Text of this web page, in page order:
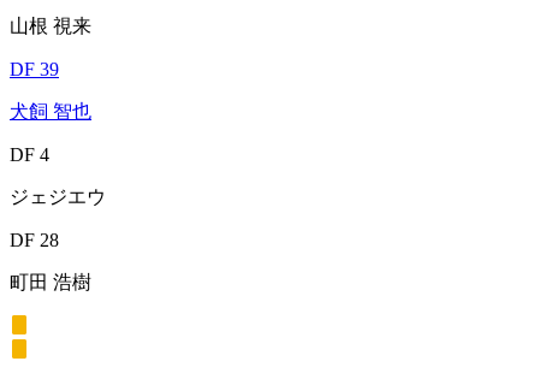
山根 視来
DF 39
犬飼 智也
DF 4
ジェジエウ
DF 28
町田 浩樹